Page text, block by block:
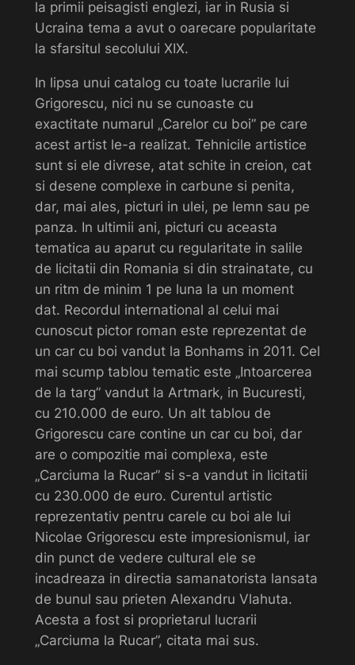
la primii peisagisti englezi, iar in Rusia si
Ucraina tema a avut o oarecare popularitate
la sfarsitul secolului XIX.
In lipsa unui catalog cu toate lucrarile lui
Grigorescu, nici nu se cunoaste cu
exactitate numarul „Carelor cu boi” pe care
acest artist le-a realizat. Tehnicile artistice
sunt si ele divrese, atat schite in creion, cat
si desene complexe in carbune si penita,
dar, mai ales, picturi in ulei, pe lemn sau pe
panza. In ultimii ani, picturi cu aceasta
tematica au aparut cu regularitate in salile
de licitatii din Romania si din strainatate, cu
un ritm de minim 1 pe luna la un moment
dat. Recordul international al celui mai
cunoscut pictor roman este reprezentat de
un car cu boi vandut la Bonhams in 2011. Cel
mai scump tablou tematic este „Intoarcerea
de la targ” vandut la Artmark, in Bucuresti,
cu 210.000 de euro. Un alt tablou de
Grigorescu care contine un car cu boi, dar
are o compozitie mai complexa, este
„Carciuma la Rucar” si s-a vandut in licitatii
cu 230.000 de euro. Curentul artistic
reprezentativ pentru carele cu boi ale lui
Nicolae Grigorescu este impresionismul, iar
din punct de vedere cultural ele se
incadreaza in directia samanatorista lansata
de bunul sau prieten Alexandru Vlahuta.
Acesta a fost si proprietarul lucrarii
„Carciuma la Rucar”, citata mai sus.